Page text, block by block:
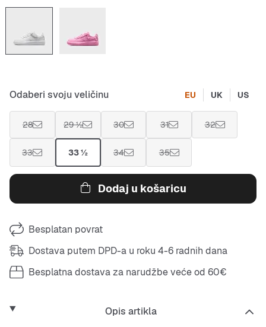
Odaberi svoju veličinu EU UK US
28 29 ½ 30 31 32
33 33 ½ 34 35
Dodaj u košaricu
Besplatan povrat
Dostava putem DPD-a u roku 4-6 radnih dana
Besplatna dostava za narudžbe veće od 60€
Opis artikla